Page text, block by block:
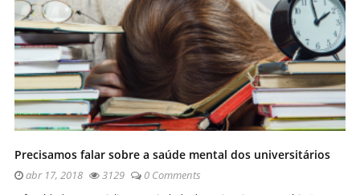
Precisamos falar sobre a saúde mental dos universitários
abr 17, 2018 3129
0 Comments